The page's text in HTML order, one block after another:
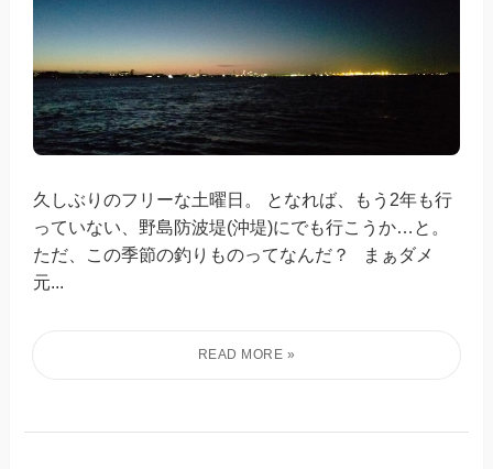
久しぶりのフリーな土曜日。 となれば、もう2年も行
っていない、野島防波堤(沖堤)にでも行こうか…と。
ただ、この季節の釣りものってなんだ？ まぁダメ
元...